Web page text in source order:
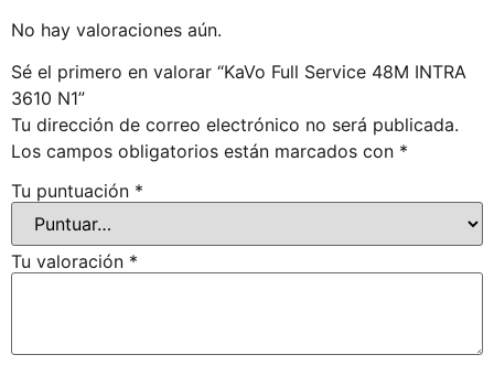
No hay valoraciones aún.
Sé el primero en valorar “KaVo Full Service 48M INTRA
3610 N1”
Tu dirección de correo electrónico no será publicada.
Los campos obligatorios están marcados con *
Tu puntuación *
Tu valoración *